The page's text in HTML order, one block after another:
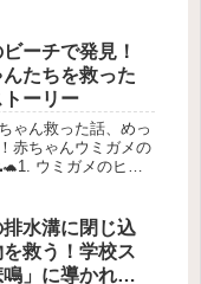
いた小さな子犬を救
「Logan’s L...
ビーチで発見！
たちを救った
ーリー
ゃん救った話、めっ
赤ちゃんウミガメの
ウミガメのヒー
孵化してからは、自
けど、そんな彼...
排水溝に閉じ込
救う！学校ス
」に導かれて